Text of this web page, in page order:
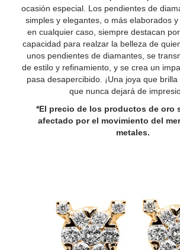
ocasión especial. Los pendientes de
simples y elegantes, o más elaborados
en cualquier caso, siempre destacan
capacidad para realzar la belleza de
unos pendientes de diamantes, se
de estilo y refinamiento, y se crea un
pasa desapercibido. ¡Una joya que
que nunca dejará de
*El precio de los productos de oro
afectado por el movimiento del
metales.